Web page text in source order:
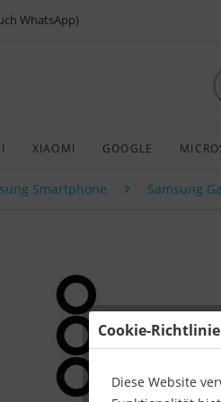
WhatsApp)
XIAOMI GOOGLE
Smartphone Samsung
Cookie-
Diese Website